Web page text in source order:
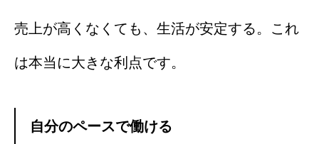
売上が高くなくても、生活が安定する。これ
は本当に大きな利点です。
自分のペースで働ける